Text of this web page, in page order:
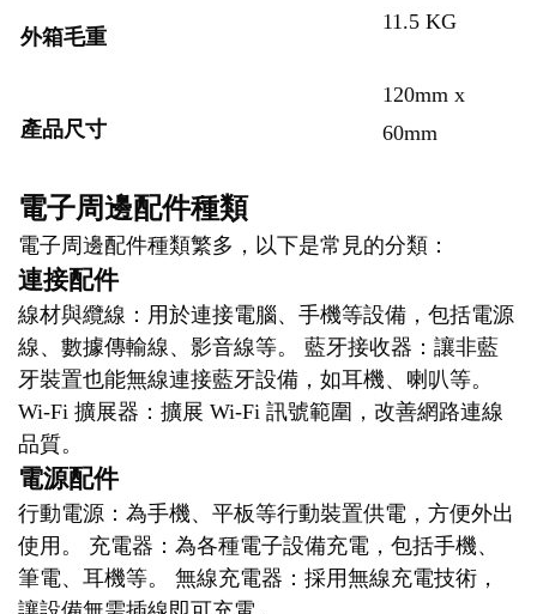
外箱毛重
11.5 KG
產品尺寸
120mm x
60mm
電子周邊配件種類
電子周邊配件種類繁多，以下是常見的分類：
連接配件
線材與纜線：用於連接電腦、手機等設備，包括電源
線、數據傳輸線、影音線等。 藍牙接收器：讓非藍
牙裝置也能無線連接藍牙設備，如耳機、喇叭等。
Wi-Fi 擴展器：擴展 Wi-Fi 訊號範圍，改善網路連線
品質。
電源配件
行動電源：為手機、平板等行動裝置供電，方便外出
使用。 充電器：為各種電子設備充電，包括手機、
筆電、耳機等。 無線充電器：採用無線充電技術，